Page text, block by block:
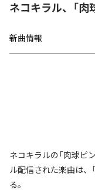
ネコキラル、「肉
新曲情報
ネコキラルの「肉球ピ
ル配信された楽曲は、
る。